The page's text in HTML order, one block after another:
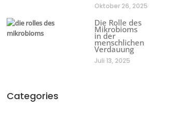
Oktober 26, 2025
Die Rolle des
Mikrobioms
in der
menschlichen
Verdauung
Juli 13, 2025
Categories